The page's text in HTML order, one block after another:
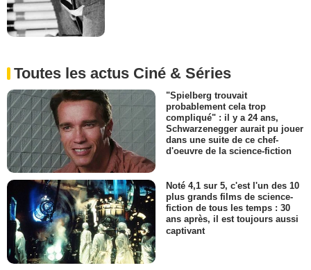
Toutes les actus Ciné & Séries
"Spielberg trouvait
probablement cela trop
compliqué" : il y a 24 ans,
Schwarzenegger aurait pu jouer
dans une suite de ce chef-
d'oeuvre de la science-fiction
Noté 4,1 sur 5, c'est l'un des 10
plus grands films de science-
fiction de tous les temps : 30
ans après, il est toujours aussi
captivant